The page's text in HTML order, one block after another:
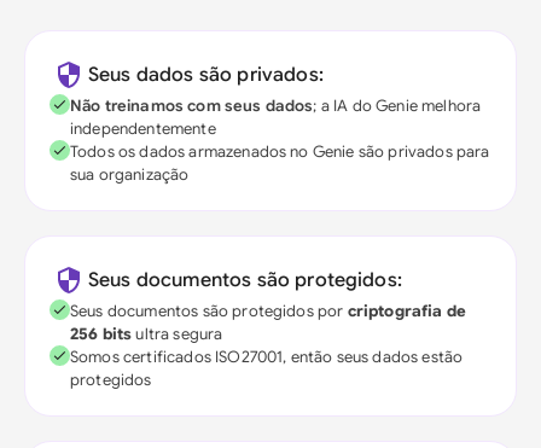
Seus dados são privados:
Não treinamos com seus dados; a IA do Genie melhora
independentemente
Todos os dados armazenados no Genie são privados para
sua organização
Seus documentos são protegidos:
Seus documentos são protegidos por criptografia de
256 bitsultra segura
Somos certificados ISO27001, então seus dados estão
protegidos